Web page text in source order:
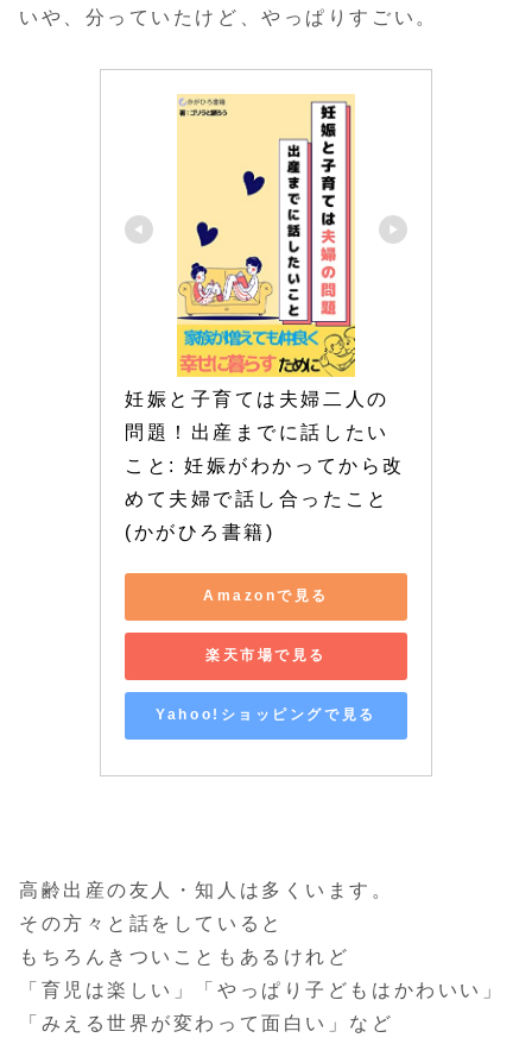
いや、分っていたけど、やっぱりすごい。
妊娠と子育ては夫婦二人の
問題！出産までに話したい
こと: 妊娠がわかってから改
めて夫婦で話し合ったこと
(かがひろ書籍)
Amazonで見る
楽天市場で見る
Yahoo!ショッピングで見る
高齢出産の友人・知人は多くいます。
その方々と話をしていると
もちろんきついこともあるけれど
「育児は楽しい」「やっぱり子どもはかわいい」
「みえる世界が変わって面白い」など